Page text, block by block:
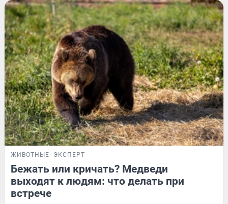
ЖИВОТНЫЕ ЭКСПЕРТ
Бежать или кричать? Медведи
выходят к людям: что делать при
встрече